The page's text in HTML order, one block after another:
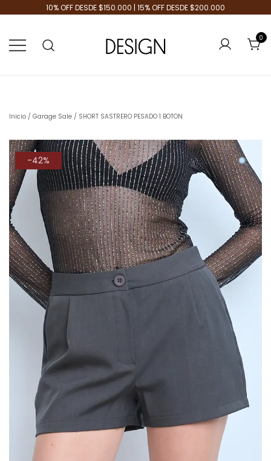
10% OFF DESDE $150.000 | 15% OFF DESDE $200.000
0
Inicio / Garage Sale / SHORT SASTRERO PESADO 1 BOTON
-42%